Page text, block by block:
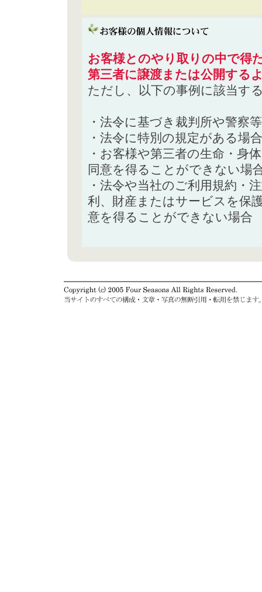
お客様とのやり取りの中で得
第三者に譲渡または公開する
ただし、以下の事例に該当す
・法令に基づき裁判所や警察
・法令に特別の規定がある場合
・お客様や第三者の生命・身
同意を得ることができない場
・法令や当社のご利用規約・
利、財産またはサービスを保
意を得ることができない場合